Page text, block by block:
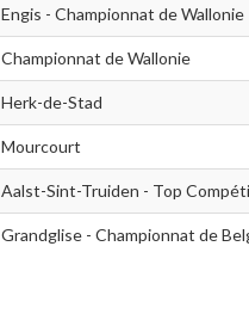
Engis - Championnat de
Championnat de Wallonie
Mourcourt
Aalst-Sint-Truiden - Top
Grandglise - Championnat de